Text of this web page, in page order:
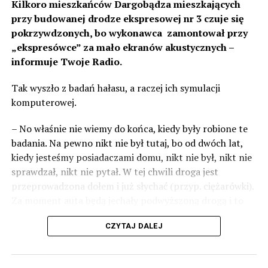
Wolin-Protest-2021-00055 Wolin-Protest-2021-00052
Wolin-Protest-2021-00053
Wolin-Protest-2021-00049 Wolin-Protest-2021-00050
Wolin-Protest-2021-00048 Wolin-Protest-2021-00046
Kilkoro mieszkańców Dargobądza mieszkających
przy budowanej drodze ekspresowej nr 3 czuje się
pokrzywdzonych, bo wykonawca zamontował przy
„ekspresówce” za mało ekranów akustycznych –
informuje Twoje Radio.
Tak wyszło z badań hałasu, a raczej ich symulacji
komputerowej.
– No właśnie nie wiemy do końca, kiedy były robione te
badania. Na pewno nikt nie był tutaj, bo od dwóch lat,
kiedy jesteśmy posiadaczami domu, nikt nie był, nikt nie
sprawdzał, nikt nie pytał. W tej chwili droga jest
przeprowadzona dołem i już słychać (przyp. ciężarówki).
będzie czteropasmowa droga – mówi Sylwia Rudak,
mieszkanka Dargobądza.
Inwestor tłumaczy, że poluzowano normy i to co było
CZYTAJ DALEJ